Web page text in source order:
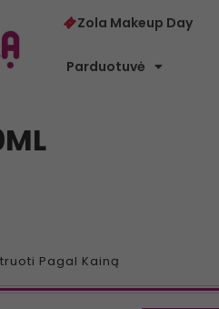
Zola Makeup Day
Parduotuvė
Pagal Kainą